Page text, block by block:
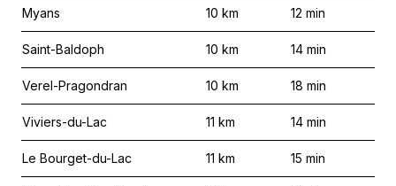
Myans 10 km 12 min
Saint-Baldoph 10 km 14 min
Verel-Pragondran 10 km 18 min
Viviers-du-Lac 11 km 14 min
Le Bourget-du-Lac 11 km 15 min